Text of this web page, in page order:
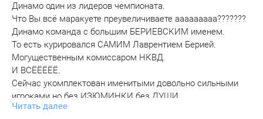
Динамо один из лидеров чемпионата.
Что Вы всё маракуете преувеличиваете ааааааааа???????
Динамо команда с большим БЕРИЕВСКИМ именем.
То есть курировался САМИМ Лаврентием Берией.
Могущественным комиссаром НКВД.
И ВСЁЁЁЁЁ.
Сейчас укомплектован именитыми довольно сильными
игроками но без ИЗЮМИНКИ без ДУШИ.
Тренер амбициозен немного хвастоват но не
Читать далее